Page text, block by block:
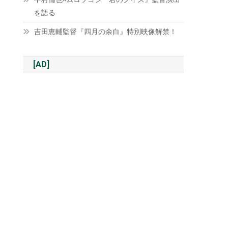
を語る
吉田恵輔監督『四月の余白』特別映像解禁！
[AD]